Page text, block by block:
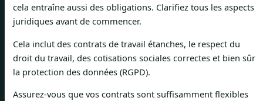
cela entraîne aussi des obligations. Clarifiez tous les aspects
juridiques avant de commencer.
Cela inclut des contrats de travail étanches, le respect du
droit du travail, des cotisations sociales correctes et bien sûr
la protection des données (RGPD).
Assurez-vous que vos contrats sont suffisamment flexibles